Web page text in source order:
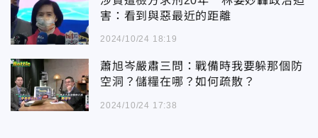
害：看到與惡最近的距離
2024/10/24 18:19
蕭旭岑嚴肅三問：戰備時我要躲那個防
空洞？儲糧在哪？如何疏散？
2024/10/24 17:38